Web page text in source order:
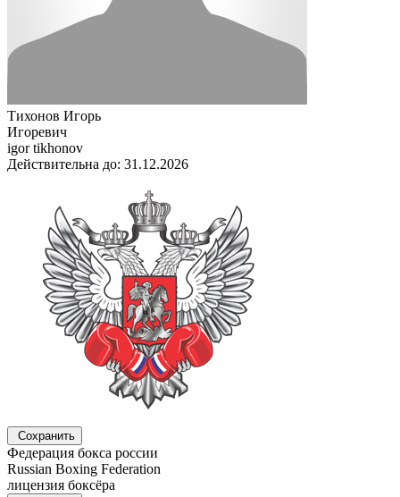
Тихонов Игорь
Игоревич
igor tikhonov
Действительна до: 31.12.2026
Сохранить
Федерация бокса россии
Russian Boxing Federation
лицензия боксёра